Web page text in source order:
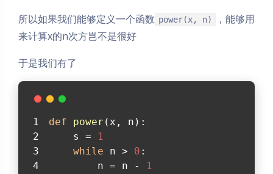
所以如果我们能够定义一个函数 power(x, n)
，能够用
来计算x的n次方岂不是很好
于是我们有了
def power ( x, n ):
    s =
1
while n > 0 :
        n = n -
1